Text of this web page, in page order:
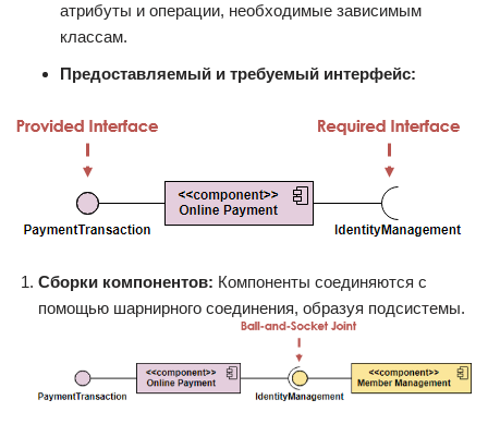
атрибуты и операции, необходимые зависимым
классам.
Предоставляемый и требуемый интерфейс:
Сборки компонентов: Компоненты соединяются с
помощью шарнирного соединения, образуя подсистемы.